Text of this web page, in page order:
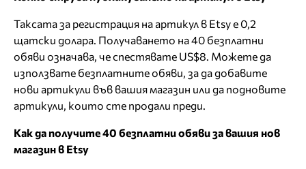
Таксата за регистрация на артикул в Etsy е 0,2
щатски долара. Получаването на 40 безплатни
обяви означава, че спестявате US$8. Можете да
използвате безплатните обяви, за да добавите
нови артикули във вашия магазин или да подновите
артикули, които сте продали преди.
Как да получите 40 безплатни обяви за вашия нов
магазин в Etsy